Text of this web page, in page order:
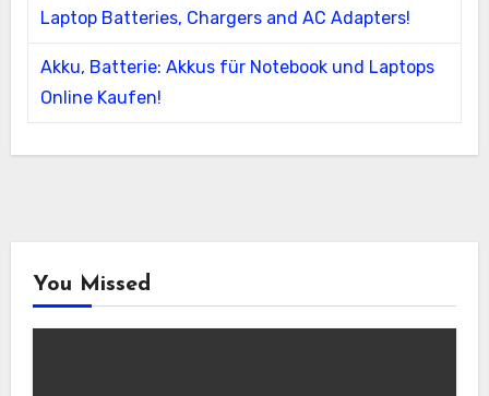
Laptop Batteries, Chargers and AC Adapters!
Akku, Batterie: Akkus für Notebook und Laptops
Online Kaufen!
You Missed